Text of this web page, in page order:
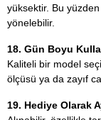
yüksektir. Bu
yönelebilir.
18. Gün Boyu
Kaliteli bir model
ölçüsü ya da zayıf
19. Hediye Olarak